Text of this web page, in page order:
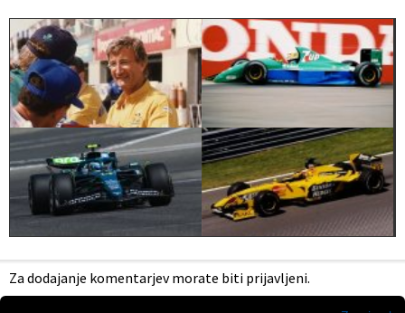
Za dodajanje komentarjev morate biti prijavljeni.